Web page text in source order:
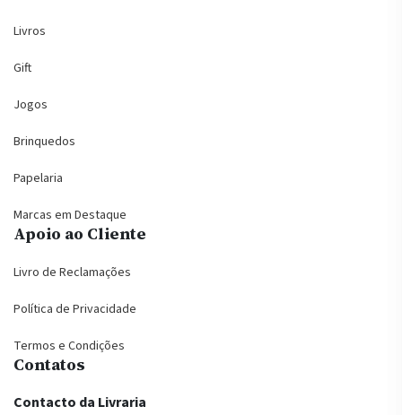
Livros
Gift
Jogos
Brinquedos
Papelaria
Marcas em Destaque
Apoio ao Cliente
Livro de Reclamações
Política de Privacidade
Termos e Condições
Contatos
Contacto da Livraria